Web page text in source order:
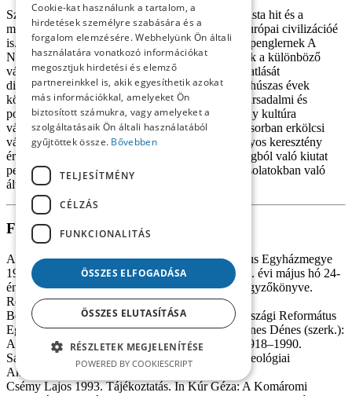
Szemében a református egyház nemcsak a kálvinista hit és a
magyarság mentsvára, hanem a válságba került európai civilizációé
is. A két világháború között elsősorban Oswald Spenglernek A
Nyugat alkonya című munkája nyomán elterjedtek a különböző
válságteóriák, melyek az európai civilizáció hanyatlását
diagnosztizálták, egyben keresték annak okait. A húszas évek
közepétől Tornallyay az általa érzékelt egyházi, társadalmi és
politikai problémák gyökerét az európai keresztény kultúra
válságában vélte megtalálni. Ezt a válságot ő elsősorban erkölcsi
válságként értelmezte, melynek okát a hagyományos keresztény
értékek háttérbe szorulásában találta meg. A válságból való kiutat
pedig az evangéliumi szeretetnek az emberi kapcsolatokban való
általánossá tételében, egy új reformációban látta.
Felhasznált irodalom
Ablonczy Pál (szerk.) 1923. A Gömöri Református Egyházmegye
1922. évi augusztus hó 8-án Tornalján és az 1923. évi május hó 24-
én Pelsőczön tartott rendes évi közgyűléseinek jegyzőkönyve.
Rozsnyó.
Bolyki János–Ladányi Sándor 1999. A Magyarországi Református
Egyház 1918–1948 között. In Barcza József–Dienes Dénes (szerk.):
A Magyarországi Református Egyház története 1918–1990.
Sárospatak, Sárospataki Református Kollégium Teológiai
Akadémiája, 33–44. p.
Csémy Lajos 1993. Tájékoztatás. In Kúr Géza: A Komáromi
Cookie-kat használunk a tartalom, a
hirdetések személyre szabására és a
forgalom elemzésére. Webhelyünk Ön általi
használatára vonatkozó információkat
megosztjuk hirdetési és elemző
partnereinkkel is, akik egyesíthetik azokat
más információkkal, amelyeket Ön
biztosított számukra, vagy amelyeket a
szolgáltatásaik Ön általi használatából
gyűjtöttek össze. Bővebben
TELJESÍTMÉNY
CÉLZÁS
FUNKCIONALITÁS
ÖSSZES ELFOGADÁSA
ÖSSZES ELUTASÍTÁSA
RÉSZLETEK MEGJELENÍTÉSE
POWERED BY COOKIESCRIPT